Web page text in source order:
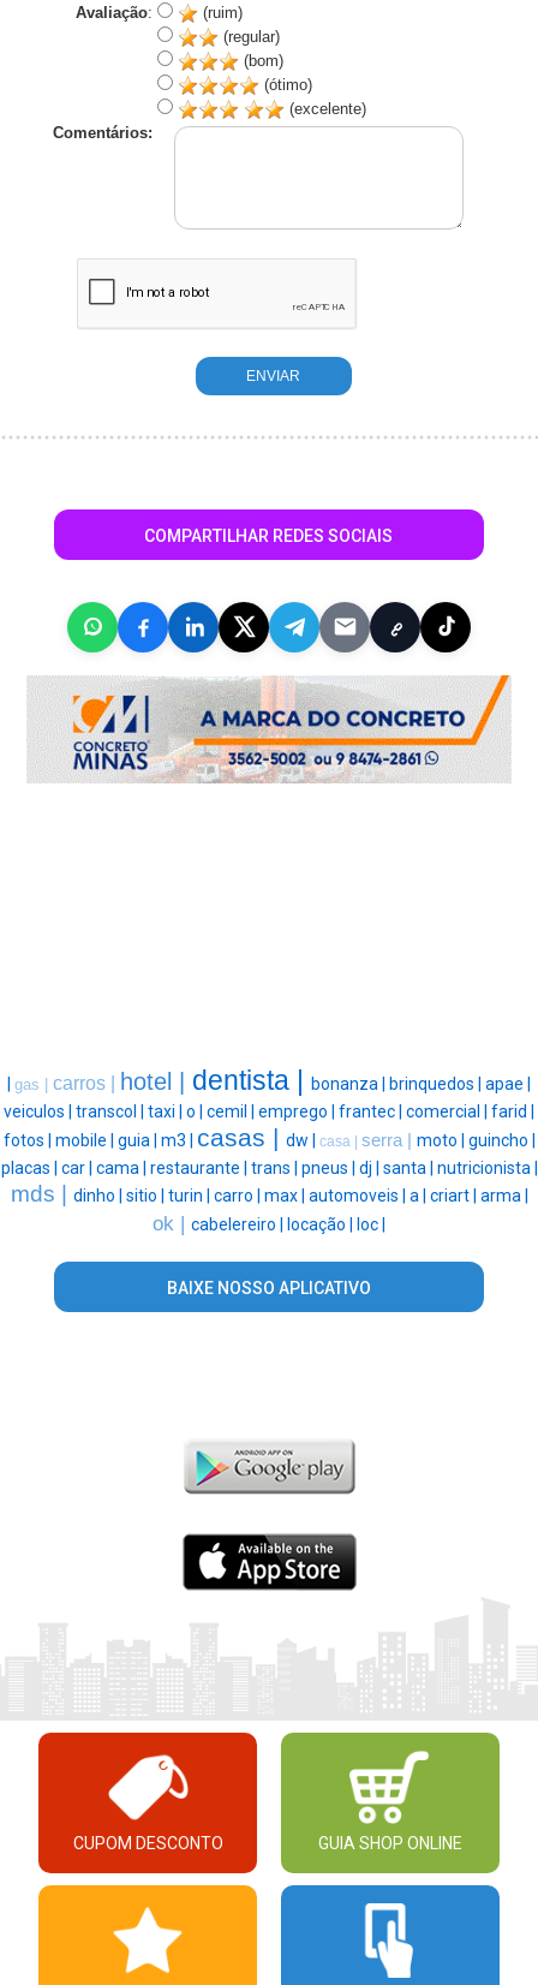
Avaliação:
(ruim)
(regular)
(bom)
(ótimo)
(excelente)
Comentários:
COMPARTILHAR REDES SOCIAIS
gas | carros | hotel | dentista | bonanza | brinquedos | apae |
veiculos | transcol | taxi | o | cemil | emprego | frantec | comercial | farid |
fotos | mobile | guia | m3 | casas | dw | casa | serra | moto | guincho |
placas | car | cama | restaurante | trans | pneus | dj | santa | nutricionista |
mds | dinho | sitio | turin | carro | max | automoveis | a | criart | arma |
ok | cabelereiro | locação | loc |
BAIXE NOSSO APLICATIVO
CUPOM DESCONTO GUIA SHOP ONLINE